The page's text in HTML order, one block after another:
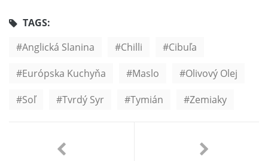
TAGS:
Anglická Slanina
Chilli
Cibuľa
Európska Kuchyňa
Maslo
Olivový Olej
Soľ
Tvrdý Syr Tymián Zemiaky